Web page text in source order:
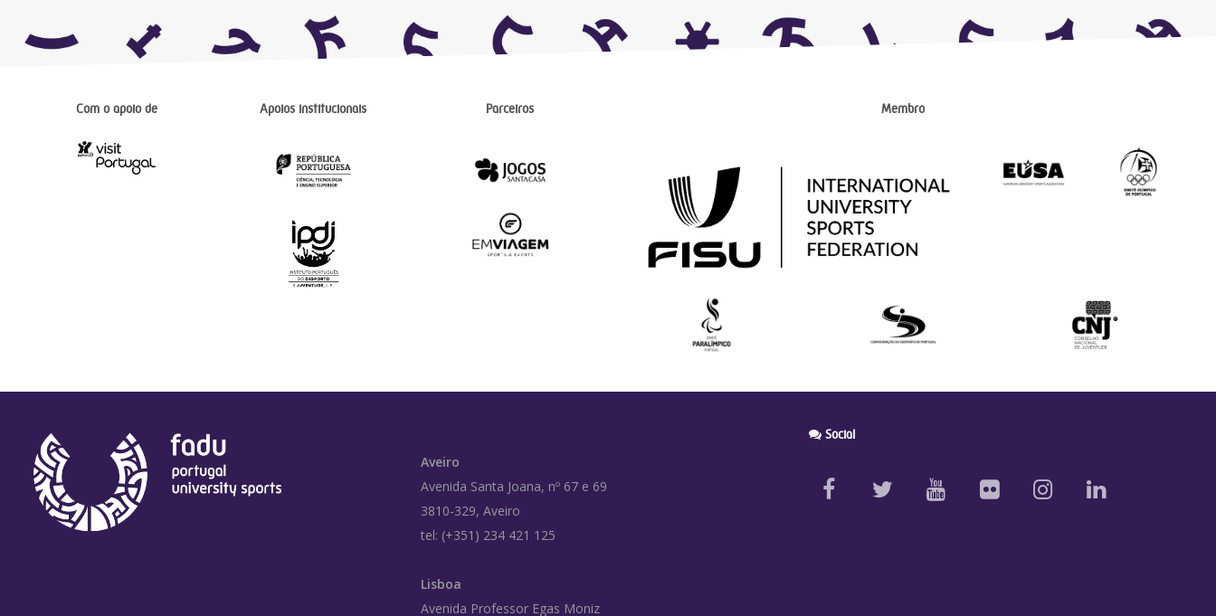
Com o apoio de Apoios institucionais Parceiros Membro
Aveiro
Avenida Santa Joana, nº 67 e 69
3810-329, Aveiro
tel: (+351) 234 421 125
Lisboa
Avenida Professor Egas Moniz
Social